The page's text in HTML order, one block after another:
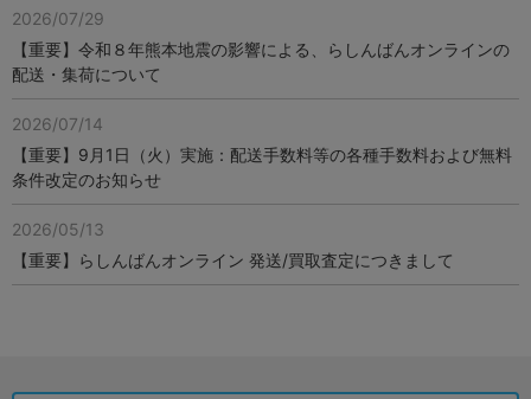
2026/07/29
【重要】令和８年熊本地震の影響による、らしんばんオンラインの
配送・集荷について
2026/07/14
【重要】9月1日（火）実施：配送手数料等の各種手数料および無料
条件改定のお知らせ
2026/05/13
【重要】らしんばんオンライン 発送/買取査定につきまして